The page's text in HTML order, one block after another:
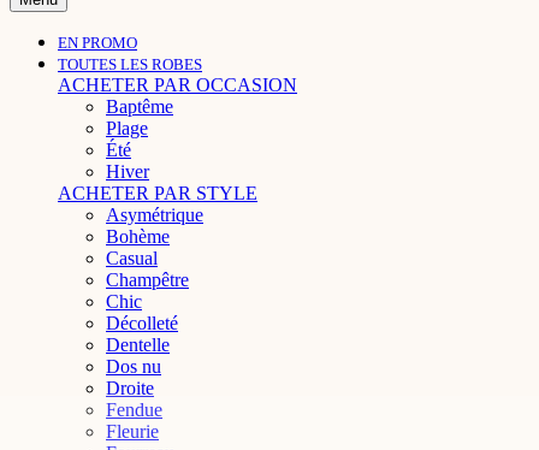
EN PROMO
TOUTES LES ROBES
ACHETER PAR OCCASION
Baptême
Plage
Été
Hiver
ACHETER PAR STYLE
Asymétrique
Bohème
Casual
Champêtre
Chic
Décolleté
Dentelle
Dos nu
Droite
Fendue
Fleurie